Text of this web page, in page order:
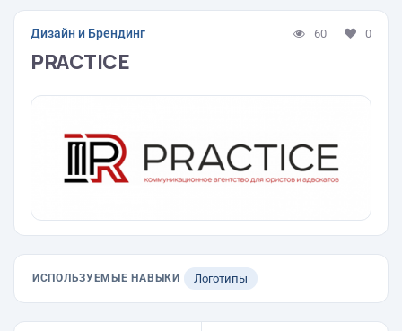
Дизайн и Брендинг 60 0
PRACTICE
ИСПОЛЬЗУЕМЫЕ НАВЫКИ Логотипы